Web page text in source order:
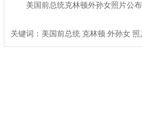
美国前总统克林顿外孙女照片公布
关键词：美国前总统 克林顿 外孙女 照